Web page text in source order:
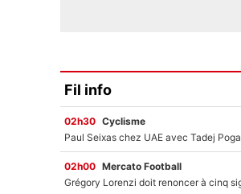
Fil info
02h30 Cyclisme
02h00 Mercato Football